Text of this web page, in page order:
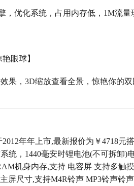
，优化系统，占用内存低， 1M流量
眼球】
果，3D缩放查看全景，惊艳你的双
2012年年上市,最新报价为￥4718元
系统，1440毫安时锂电池(不可拆卸)
机身内存,支持 电容屏 支持多触
屏尺寸,支持M4R铃声 MP3铃声铃